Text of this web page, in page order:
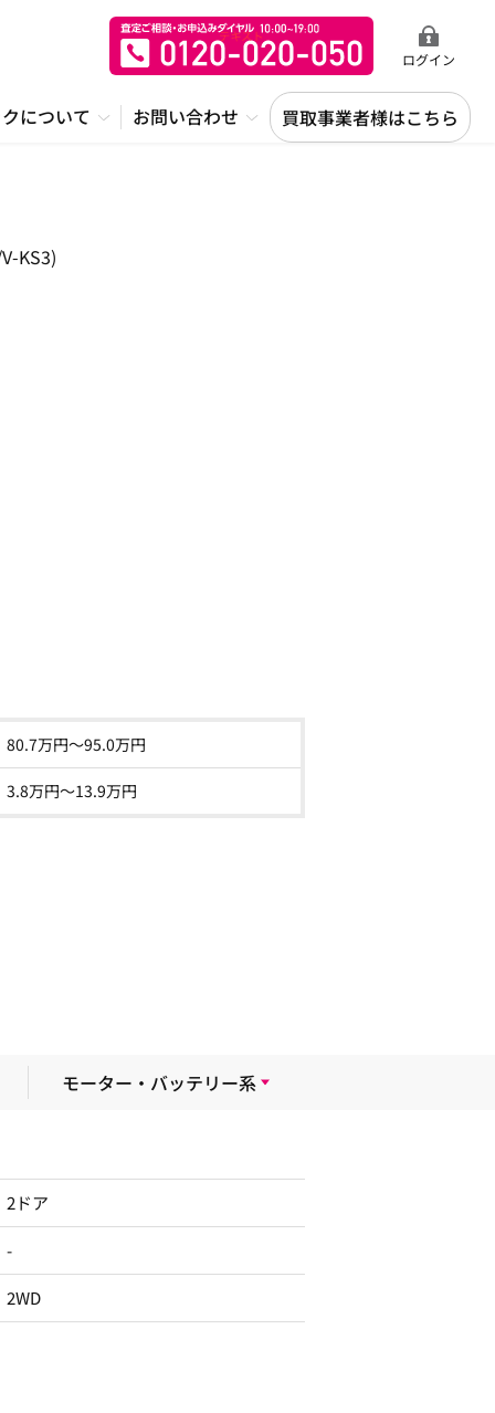
ログイン
について お問い合わせ 買取事業者様はこちら
KS3)
80.7万円～95.0万円
3.8万円〜13.9万円
モーター・バッテリー系
2ドア
-
2WD